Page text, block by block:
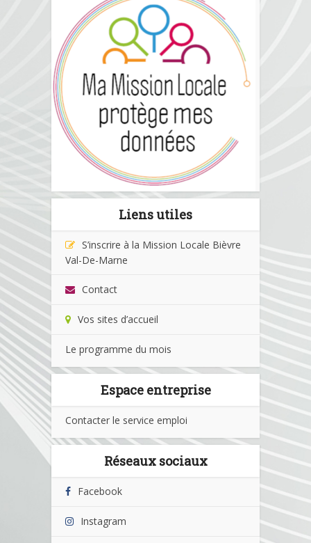
Liens utiles
S’inscrire à la Mission Locale Bièvre
Val-De-Marne
Contact
Vos sites d’accueil
Le programme du mois
Espace entreprise
Contacter le service emploi
Réseaux sociaux
Facebook
Instagram